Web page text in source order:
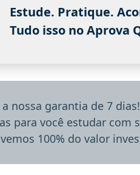
Estude. Pratique.
Tudo isso no Aprova
a nossa garantia de 7
para você estudar com
100% do valor